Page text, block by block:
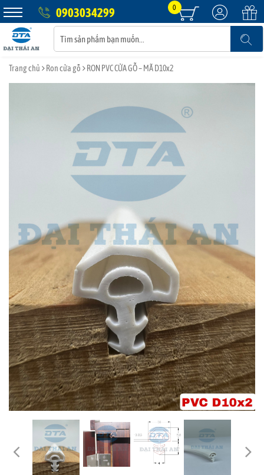
0903034299 0
Trang chủ Ron cửa gỗ RON PVC CỬA GỖ – MÃ D10x2